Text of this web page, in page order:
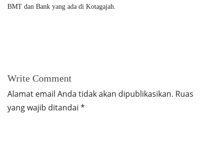
BMT dan Bank yang ada di Kotagajah.
Write Comment
Alamat email Anda tidak akan dipublikasikan. Ruas
yang wajib ditandai *